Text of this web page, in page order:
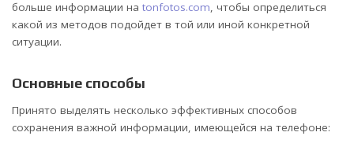
больше информации на tonfotos.com, чтобы определиться
какой из методов подойдет в той или иной конкретной
ситуации.
Основные способы
Принято выделять несколько эффективных способов
сохранения важной информации, имеющейся на телефоне: